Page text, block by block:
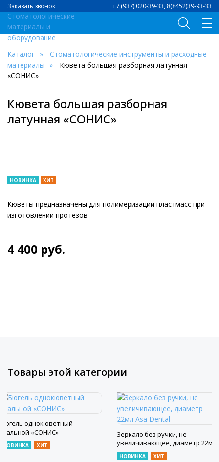
+7 (937) 020-39-33, 8(8452)39-93-33
Заказать звонок
Каталог
Стоматологические инструменты и расходные
материалы
Кювета большая разборная латунная
«СОНИС»
Кювета большая разборная
латунная «СОНИС»
НОВИНКА ХИТ
Кюветы предназначены для полимеризации пластмасс при
изготовлении протезов.
4 400 руб.
Товары этой категории
Бюгель однокюветный
стальной «СОНИС»
НОВИНКА ХИТ
Зеркало без ручки, не
увеличивающее, диаметр 22мл
Asa Dental
НОВИНКА ХИТ